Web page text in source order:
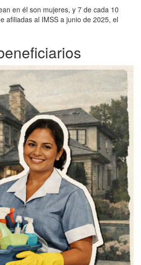
en él son mujeres, y 7 de cada 10
afiliadas al IMSS a junio de 2025, el